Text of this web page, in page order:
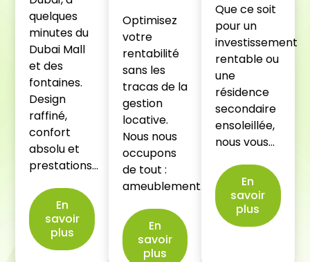
quelques
minutes du
Dubai Mall
et des
fontaines.
Design
raffiné,
confort
absolu et
prestations…
En
savoir
plus
Optimisez
votre
rentabilité
sans les
tracas de la
gestion
locative.
Nous nous
occupons
de tout :
ameublement…
En
savoir
plus
Que ce soit
pour un
investissement
rentable ou
une
résidence
secondaire
ensoleillée,
nous vous…
En
savoir
plus